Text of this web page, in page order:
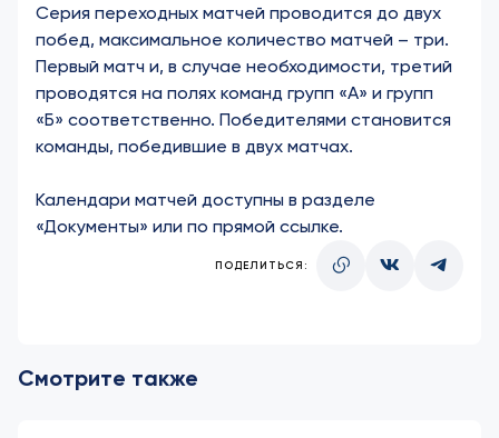
Серия переходных матчей проводится до двух
побед, максимальное количество матчей – три.
Первый матч и, в случае необходимости, третий
проводятся на полях команд групп «А» и групп
«Б» соответственно. Победителями становится
команды, победившие в двух матчах.
Календари матчей доступны в разделе
«Документы» или по прямой ссылке.
ПОДЕЛИТЬСЯ:
Смотрите также